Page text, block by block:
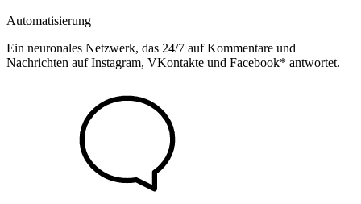
Automatisierung
Ein neuronales Netzwerk, das 24/7 auf Kommentare und
Nachrichten auf Instagram, VKontakte und Facebook* antwortet.